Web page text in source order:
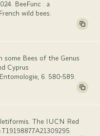
BeeFunc : a
wild bees.
some Bees of the Genus
Cyprus
6: 580-589.
The IUCN Red